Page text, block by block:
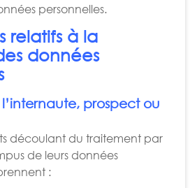
personnelles.
relatifs à la
données
l’internaute, prospect ou
découlant du traitement par
de leurs données
: